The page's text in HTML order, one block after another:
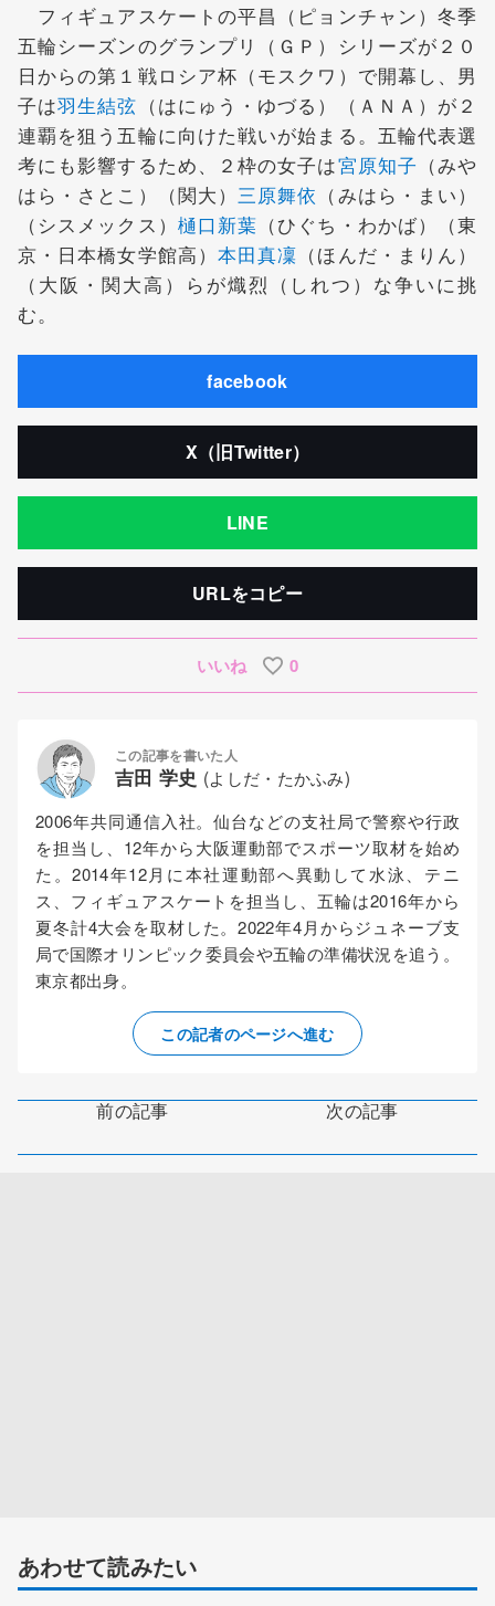
フィギュアスケートの平昌（ピョンチャン）冬季
五輪シーズンのグランプリ（ＧＰ）シリーズが２０
日からの第１戦ロシア杯（モスクワ）で開幕し、男
子は羽生結弦 （はにゅう・ゆづる）（ＡＮＡ）が２
連覇を狙う五輪に向けた戦いが始まる。五輪代表選
考にも影響するため、２枠の女子は宮原知子 （みや
はら・さとこ）（関大）三原舞依 （みはら・まい）
（シスメックス） 樋口新葉 （ひぐち・わかば）（東
京・日本橋女学館高） 本田真凜 （ほんだ・まりん）
（大阪・関大高）らが熾烈（しれつ）な争いに挑
む。
facebook
X（旧Twitter）
LINE
URLをコピー
いいね 0
この記事を書いた人
吉田 学史 (よしだ・たかふみ)
2006年共同通信入社。仙台などの支社局で警察や行政
を担当し、12年から大阪運動部でスポーツ取材を始め
た。2014年12月に本社運動部へ異動して水泳、テニ
ス、フィギュアスケートを担当し、五輪は2016年から
夏冬計4大会を取材した。2022年4月からジュネーブ支
局で国際オリンピック委員会や五輪の準備状況を追う。
東京都出身。
この記者のページへ進む
前の記事 次の記事
あわせて読みたい